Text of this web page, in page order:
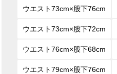
ウエスト73cm×股下76cm
ウエスト73cm×股下72cm
ウエスト76cm×股下68cm
ウエスト79cm×股下76cm